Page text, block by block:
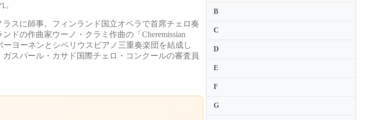
。
スに師事。フィンランド国立オペラで首席チェロ奏
ドの作曲家ウーノ・クラミ作曲の「Cheremissian
ヨーネンとシベリウスピアノ三重奏楽団を結成し
スパール・カサド国際チェロ・コンクールの審査員
B
C
D
E
F
G